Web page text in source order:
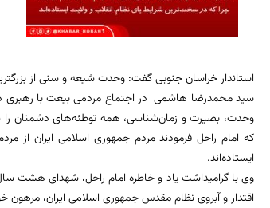
استاندار خراسان جنوبی گفت: وحدت شیعه و سنی از
سید محمدرضا هاشمی در اجتماع مردمی بیعت با رهبری
وحدت، بصیرت و زمان‌شناسی، همه توطئه‌های دشمنان را
که امام راحل فرمودند مردم جمهوری اسلامی ایران از
ایستاده‌اند.
اقتدار و آبروی نظام مقدس جمهوری اسلامی ایران،